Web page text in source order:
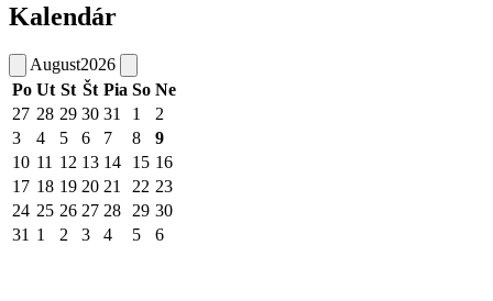
Kalendár
August2026
Po Ut St Št Pia So Ne
27 28 29 30 31 1
2
3
4 5 6 7 8
9
10 11 12 13 14 15 16
17 18 19 20 21 22 23
24 25 26 27 28 29 30
31 1 2 3 4 5 6